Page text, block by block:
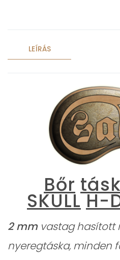
LEÍRÁS
Bőr
SKULL H-
2 mmvastag hasított
nyeregtáska, minden